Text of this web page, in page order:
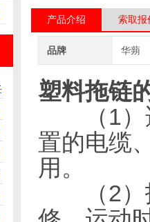
产品介绍 索取报
品牌 华蒴
塑料拖链
（1）适
置的电缆
用。
（2）拖